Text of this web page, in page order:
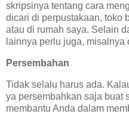
skripsinya tentang cara
dicari di perpustakaan, toko
atau di rumah saya. Selain
lainnya perlu juga,
Persembahan
Tidak selalu harus ada.
ya persembahkan saja buat
membantu Anda dalam